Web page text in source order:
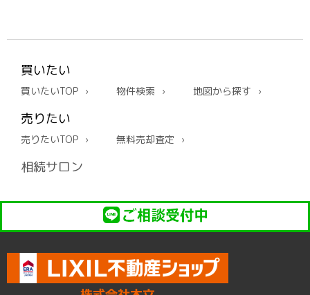
買いたい
買いたいTOP 物件検索 地図から探す
売りたい
売りたいTOP 無料売却査定
相続サロン